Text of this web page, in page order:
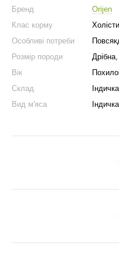
Бренд
Orijen
Клас корму
Особливі потреби
Розмір породи
Вік
Склад
Вид м'яса